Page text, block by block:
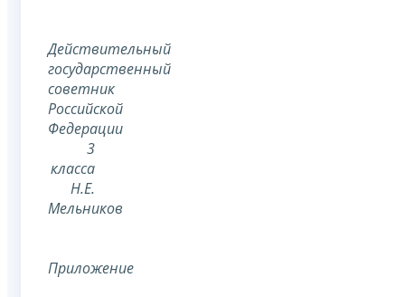
Действительный
государственный
советник
Российской
Федерации
3
класса
Н.Е.
Мельников
Приложение